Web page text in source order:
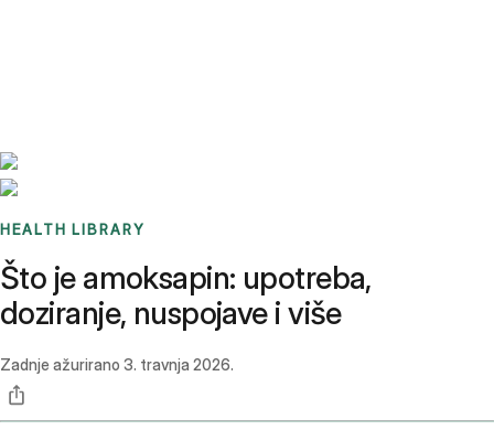
HEALTH LIBRARY
Što je amoksapin: upotreba,
doziranje, nuspojave i više
Zadnje ažurirano 3. travnja 2026.